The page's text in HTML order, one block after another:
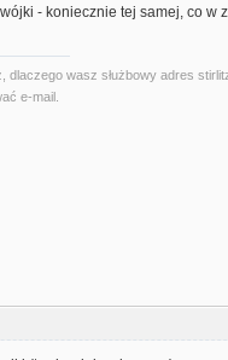
- koniecznie tej samej, co w
dlaczego wasz służbowy adres
e-mail.